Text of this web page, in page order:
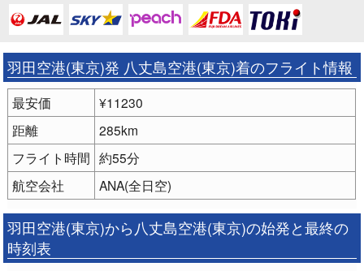
羽田空港(東京)発 八丈島空港(東京)着のフライト情報
最安価
¥11230
距離
285km
フライト時間 約55分
航空会社
ANA(全日空)
羽田空港(東京)から八丈島空港(東京)の始発と最終の
時刻表